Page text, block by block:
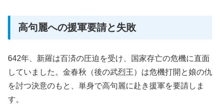
高句麗への援軍要請と失敗
642年、新羅は百済の圧迫を受け、国家存亡の危機に直面
していました。金春秋（後の武烈王）は危機打開と娘の仇
を討つ決意のもと、単身で高句麗に赴き援軍を要請しま
す。